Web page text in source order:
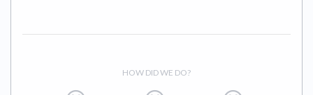
HOW DID WE DO?